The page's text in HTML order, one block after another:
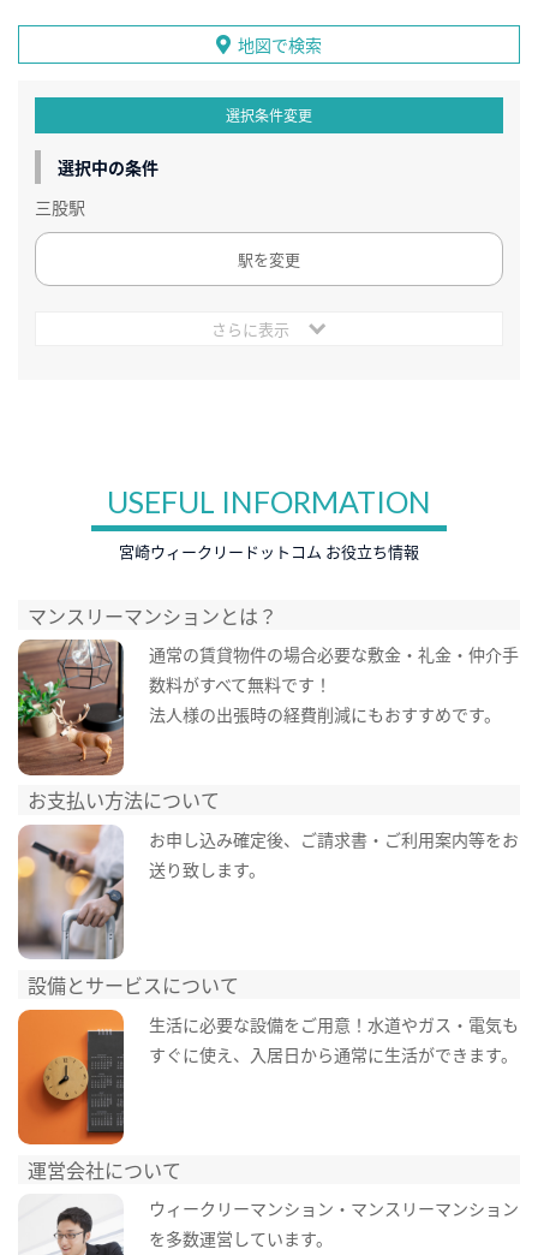
地図で検索
選択条件変更
選択中の条件
三股駅
駅を変更
さらに表示
USEFUL INFORMATION
宮崎ウィークリードットコム お役立ち情報
マンスリーマンションとは？
通常の賃貸物件の場合必要な敷金・礼金・仲介手
数料がすべて無料です！
法人様の出張時の経費削減にもおすすめです。
お支払い方法について
お申し込み確定後、ご請求書・ご利用案内等をお
送り致します。
設備とサービスについて
生活に必要な設備をご用意！水道やガス・電気も
すぐに使え、入居日から通常に生活ができます。
運営会社について
ウィークリーマンション・マンスリーマンション
を多数運営しています。